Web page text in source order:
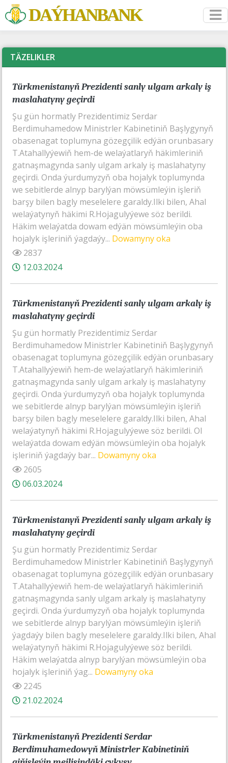
DAÝHANBANK
TÄZELIKLER
Türkmenistanyň Prezidenti sanly ulgam arkaly iş
maslahatyny geçirdi
Şu gün hormatly Prezidentimiz Serdar
Berdimuhamedow Ministrler Kabinetiniň Başlygynyň
obasenagat toplumyna gözegçilik edýän orunbasary
T.Atahallyýewiň hem-de welaýatlaryň häkimleriniň
gatnaşmagynda sanly ulgam arkaly iş maslahatyny
geçirdi. Onda ýurdumyzyň oba hojalyk toplumynda
we sebitlerde alnyp barylýan möwsümleýin işleriň
barşy bilen bagly meselelere garaldy.Ilki bilen, Ahal
welaýatynyň häkimi R.Hojagulyýewe söz berildi.
Häkim welaýatda dowam edýän möwsümleýin oba
hojalyk işleriniň ýagdaýy... Dowamyny oka
2837
12.03.2024
Türkmenistanyň Prezidenti sanly ulgam arkaly iş
maslahatyny geçirdi
Şu gün hormatly Prezidentimiz Serdar
Berdimuhamedow Ministrler Kabinetiniň Başlygynyň
obasenagat toplumyna gözegçilik edýän orunbasary
T.Atahallyýewiň hem-de welaýatlaryň häkimleriniň
gatnaşmagynda sanly ulgam arkaly iş maslahatyny
geçirdi. Onda ýurdumyzyň oba hojalyk toplumynda
we sebitlerde alnyp barylýan möwsümleýin işleriň
barşy bilen bagly meselelere garaldy.Ilki bilen, Ahal
welaýatynyň häkimi R.Hojagulyýewe söz berildi. Ol
welaýatda dowam edýän möwsümleýin oba hojalyk
işleriniň ýagdaýy bar... Dowamyny oka
2605
06.03.2024
Türkmenistanyň Prezidenti sanly ulgam arkaly iş
maslahatyny geçirdi
Şu gün hormatly Prezidentimiz Serdar
Berdimuhamedow Ministrler Kabinetiniň Başlygynyň
obasenagat toplumyna gözegçilik edýän orunbasary
T.Atahallyýewiň hem-de welaýatlaryň häkimleriniň
gatnaşmagynda sanly ulgam arkaly iş maslahatyny
geçirdi. Onda ýurdumyzyň oba hojalyk toplumynda
we sebitlerde alnyp barylýan möwsümleýin işleriň
ýagdaýy bilen bagly meselelere garaldy.Ilki bilen, Ahal
welaýatynyň häkimi R.Hojagulyýewe söz berildi.
Häkim welaýatda alnyp barylýan möwsümleýin oba
hojalyk işleriniň ýag... Dowamyny oka
2245
21.02.2024
Türkmenistanyň Prezidenti Serdar
Berdimuhamedowyň Ministrler Kabinetiniň